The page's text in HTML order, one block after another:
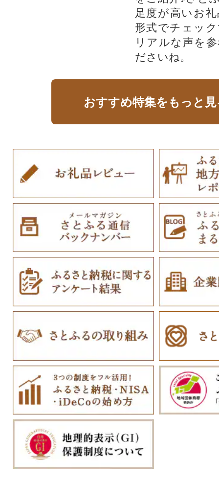
足度が高いお
形式でチェッ
リアルな声を
ださいね。
おすすめ特集をもっと